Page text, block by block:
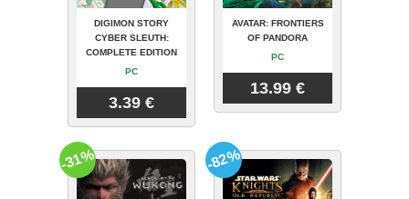
DIGIMON STORY
CYBER SLEUTH:
COMPLETE EDITION
PC
3.39 €
AVATAR: FRONTIERS
OF PANDORA
PC
13.99 €
-31% -82%